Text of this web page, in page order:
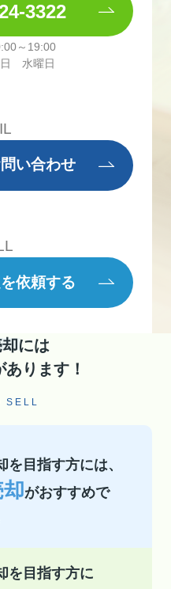
3322
～19:00
日 水曜日
い合わせ
依頼する
には
ります！
SELL
を目指す方には、
がおすすめで
を目指す方に